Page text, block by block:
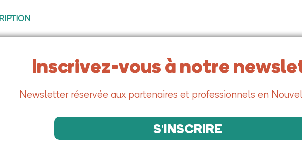
Inscrivez-vous à notre
Newsletter réservée aux partenaires et professionnels en
S'INSCRIRE